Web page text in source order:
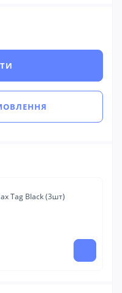
Tag Black (3шт)